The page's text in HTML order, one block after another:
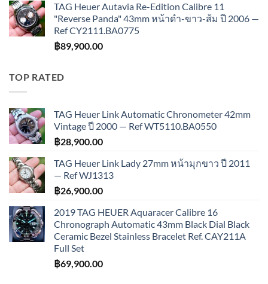
TAG Heuer Autavia Re-Edition Calibre 11
"Reverse Panda" 43mm หน้าดำ-ขาว-ส้ม ปี 2006 —
Ref CY2111.BA0775
฿89,900.00
TOP RATED
TAG Heuer Link Automatic Chronometer 42mm
Vintage ปี 2000 — Ref WT5110.BA0550
฿28,900.00
TAG Heuer Link Lady 27mm หน้ามุกขาว ปี 2011
— Ref WJ1313
฿26,900.00
2019 TAG HEUER Aquaracer Calibre 16
Chronograph Automatic 43mm Black Dial Black
Ceramic Bezel Stainless Bracelet Ref. CAY211A
Full Set
฿69,900.00